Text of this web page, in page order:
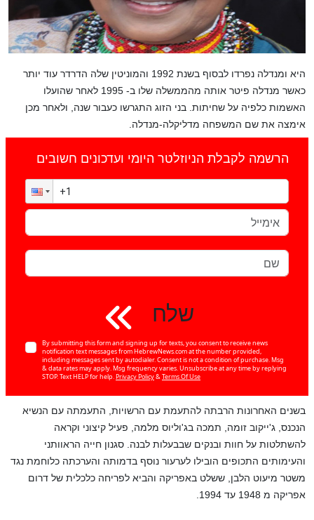
היא ומנדלה נפרדו לבסוף בשנת 1992 והמוניטין שלה הדרדר עוד יותר
כאשר מנדלה פיטר אותה מהממשלה שלו ב- 1995 לאחר שהועלו
האשמות כלפיה על שחיתות. בני הזוג התגרשו כעבור שנה, ולאחר מכן
אימצה את שם המשפחה מדליקלה-מנדלה.
הרשמה לקבלת הניוזלטר היומי ועדכונים חשובים
שלח
By submitting this form and signing up for texts, you consent to receive news
notification text messages from HebrewNews.com at the number provided,
including messages sent by autodialer. Consent is not a condition of purchase. Msg
& data rates may apply. Msg frequency varies. Unsubscribe at any time by replying
STOP. Text HELP for help.Privacy Policy&Terms Of Use
בשנים האחרונות הרבתה להתעמת עם הרשויות, התעמתה עם הנשיא
הנכנס, ג'ייקוב זומה, תמכה בג'וליוס מלמה, פעיל קיצוני וקראה
להשתלטות על חוות ובנקים שבבעלות לבנה. סגנון חייה הראוותני
והעימותים התכופים הובילו לערעור נוסף בדמותה והערכתה כלוחמת נגד
משטר מיעוט הלבן, ששלט באפריקה והביא לפריחה כלכלית של דרום
אפריקה מ 1948 עד 1994.